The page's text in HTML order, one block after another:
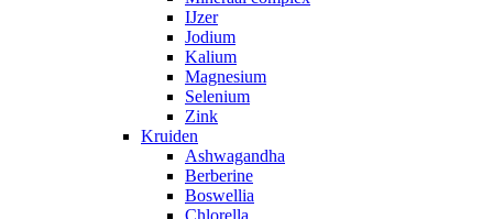
IJzer
Jodium
Kalium
Magnesium
Selenium
Zink
Kruiden
Ashwagandha
Berberine
Boswellia
Chlorella